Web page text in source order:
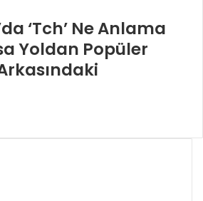
‘Tch’ Ne Anlama
Yoldan Popüler